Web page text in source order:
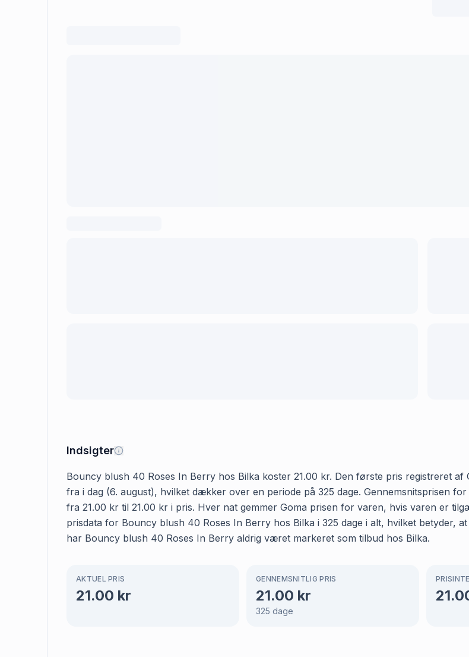
Indsigter
Bouncy blush 40 Roses In Berry hos Bilka koster 21.00 kr. Den første pris registreret
fra i dag (6. august), hvilket dækker over en periode på 325 dage. Gennemsnitsprisen
fra 21.00 kr til 21.00 kr i pris. Hver nat gemmer Goma prisen for varen, hvis varen er
prisdata for Bouncy blush 40 Roses In Berry hos Bilka i 325 dage i alt, hvilket betyder,
har Bouncy blush 40 Roses In Berry aldrig været markeret som tilbud hos Bilka.
AKTUEL PRIS
21.00 kr
GENNEMSNITLIG PRIS
21.00 kr
325 dage